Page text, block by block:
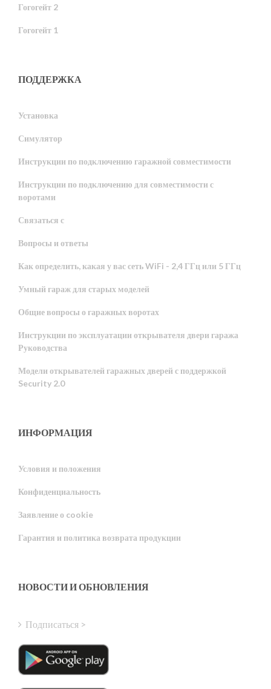
Гогогейт 2
Гогогейт 1
ПОДДЕРЖКА
Установка
Симулятор
Инструкции по подключению гаражной совместимости
Инструкции по подключению для совместимости с
воротами
Связаться с
Вопросы и ответы
Как определить, какая у вас сеть WiFi - 2,4 ГГц или 5 ГГц
Умный гараж для старых моделей
Общие вопросы о гаражных воротах
Инструкции по эксплуатации открывателя двери гаража
Руководства
Модели открывателей гаражных дверей с поддержкой
Security 2.0
ИНФОРМАЦИЯ
Условия и положения
Конфиденциальность
Заявление о cookie
Гарантия и политика возврата продукции
НОВОСТИ И ОБНОВЛЕНИЯ
Подписаться >